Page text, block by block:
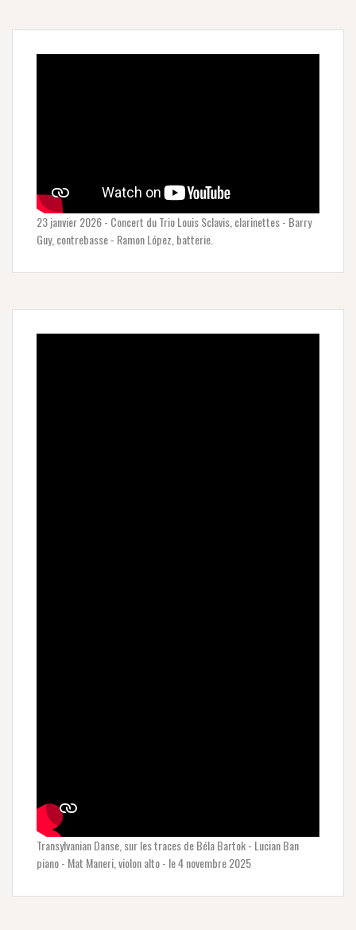
23 janvier 2026 - Concert du Trio Louis Sclavis, clarinettes - Barry
Guy, contrebasse - Ramon López, batterie.
Transylvanian Danse, sur les traces de Béla Bartok - Lucian Ban
piano - Mat Maneri, violon alto - le 4 novembre 2025